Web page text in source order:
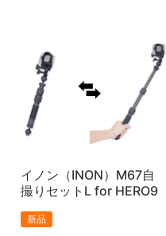
イノン（INON）M67自
撮りセットL for HERO9
新品